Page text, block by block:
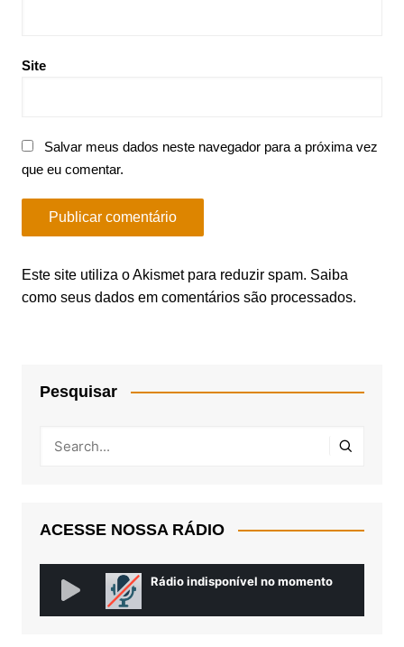
Site
Salvar meus dados neste navegador para a próxima vez
que eu comentar.
Este site utiliza o Akismet para reduzir spam. Saiba
como seus dados em comentários são processados.
Pesquisar
ACESSE NOSSA RÁDIO